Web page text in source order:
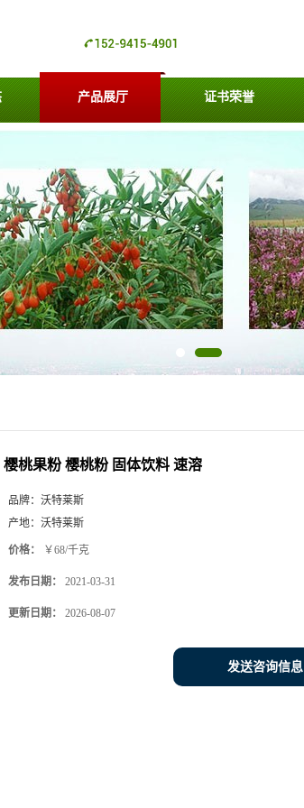
产品展厅 证书荣誉
樱桃果粉 樱桃粉 固体饮料 速溶
品牌： 沃特莱斯
产地： 沃特莱斯
价格： ￥68/千克
发布日期： 2021-03-31
更新日期： 2026-08-07
发送咨询信息